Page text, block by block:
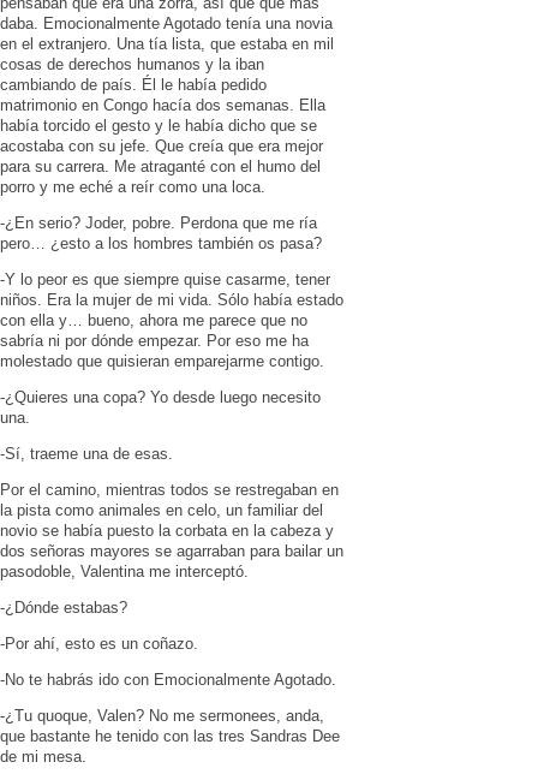
daba. Emocionalmente Agotado tenía una novia
en el extranjero. Una tía lista, que estaba en mil
cosas de derechos humanos y la iban
cambiando de país. Él le había pedido
matrimonio en Congo hacía dos semanas. Ella
había torcido el gesto y le había dicho que se
acostaba con su jefe. Que creía que era mejor
para su carrera. Me atraganté con el humo del
porro y me eché a reír como una loca.
-¿En serio? Joder, pobre. Perdona que me ría
pero… ¿esto a los hombres también os pasa?
-Y lo peor es que siempre quise casarme, tener
niños. Era la mujer de mi vida. Sólo había estado
con ella y… bueno, ahora me parece que no
sabría ni por dónde empezar. Por eso me ha
molestado que quisieran emparejarme contigo.
-¿Quieres una copa? Yo desde luego necesito
una.
-Sí, traeme una de esas.
Por el camino, mientras todos se restregaban en
la pista como animales en celo, un familiar del
novio se había puesto la corbata en la cabeza y
dos señoras mayores se agarraban para bailar un
pasodoble, Valentina me interceptó.
-¿Dónde estabas?
-Por ahí, esto es un coñazo.
-No te habrás ido con Emocionalmente Agotado.
-¿Tu quoque, Valen? No me sermonees, anda,
que bastante he tenido con las tres Sandras Dee
de mi mesa.